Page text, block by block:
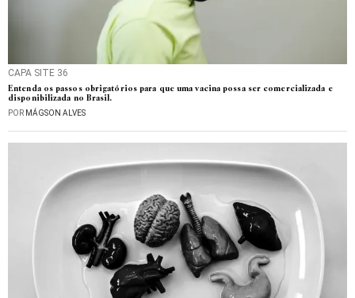
CAPA SITE 36
Entenda os passos obrigatórios para que uma vacina possa ser comercializada e
disponibilizada no Brasil.
POR MÁGSON ALVES